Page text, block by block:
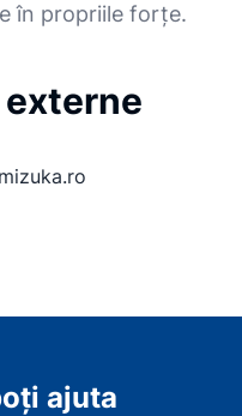
în propriile forțe.
mizuka.ro
ajuta